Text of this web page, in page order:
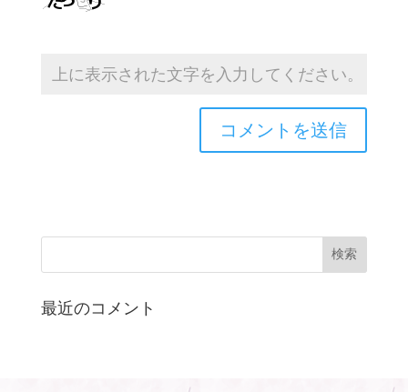
最近のコメント